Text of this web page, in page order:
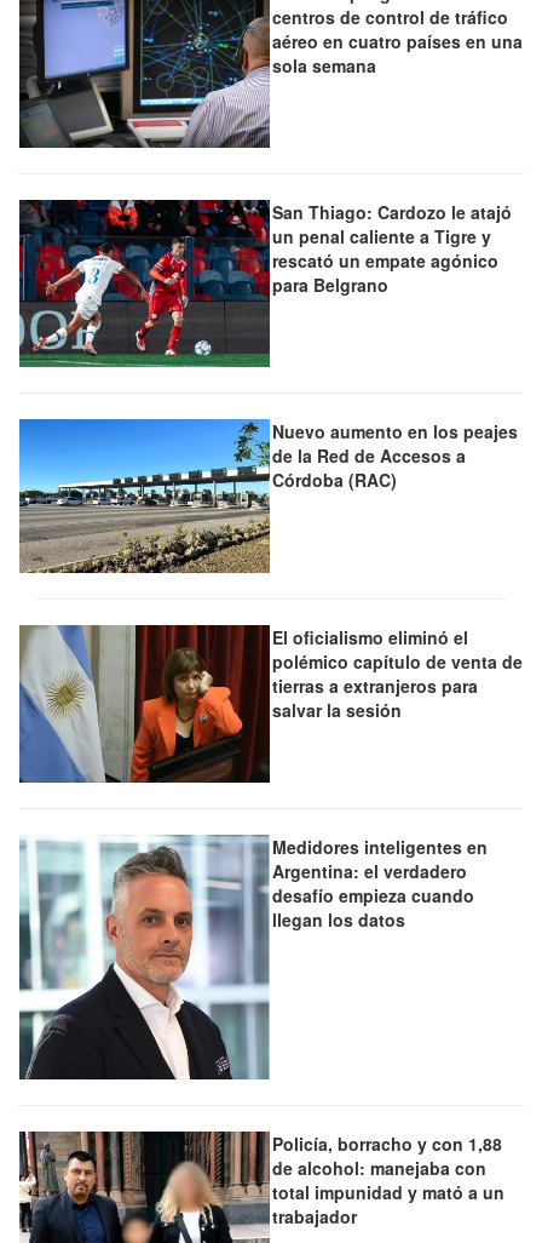
centros de control de tráfico
aéreo en cuatro países en una
sola semana
San Thiago: Cardozo le atajó
un penal caliente a Tigre y
rescató un empate agónico
para Belgrano
Nuevo aumento en los peajes
de la Red de Accesos a
Córdoba (RAC)
El oficialismo eliminó el
polémico capítulo de venta de
tierras a extranjeros para
salvar la sesión
Medidores inteligentes en
Argentina: el verdadero
desafío empieza cuando
llegan los datos
Policía, borracho y con 1,88
de alcohol: manejaba con
total impunidad y mató a un
trabajador